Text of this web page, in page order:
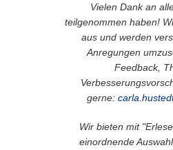
Vielen Dank an
teilgenommen haben!
aus und werden
Anregungen
Feedback,
gerne:
Wir bieten mit
einordnende